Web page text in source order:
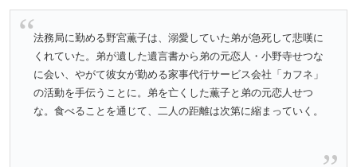
法務局に勤める野宮薫子は、溺愛していた弟が急死して悲嘆に
くれていた。弟が遺した遺言書から弟の元恋人・小野寺せつな
に会い、やがて彼女が勤める家事代行サービス会社「カフネ」
の活動を手伝うことに。弟を亡くした薫子と弟の元恋人せつ
な。食べることを通じて、二人の距離は次第に縮まっていく。